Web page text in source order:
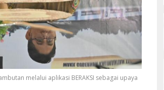
melalui aplikasi BERAKSI sebagai upaya